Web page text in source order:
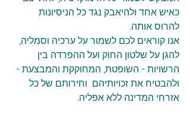
כאיש אחד ולהיאבק נגד כל הניסיונות
להרוס אותה.
אנו קוראים לכם לשמור על ערכיה וסמליה,
להגן על שלטון החוק ועל ההפרדה בין
הרשויות - השופטת, המחוקקת והמבצעת -
ולהבטיח את זכויותיהם  וחירותם של כל
אזרחי המדינה ללא אפליה.